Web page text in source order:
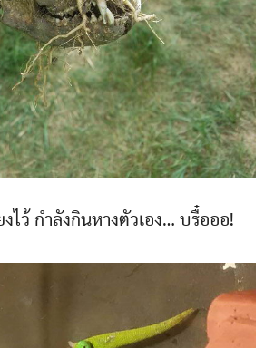
ไว้ กำลังกินหางตัวเอง… บรื๋อออ!